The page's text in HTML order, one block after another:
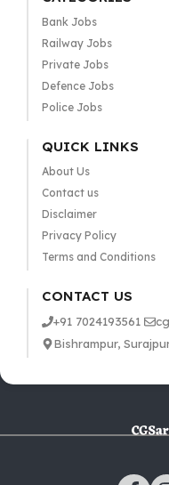
Bank Jobs
Railway Jobs
Private Jobs
Defence Jobs
Police Jobs
QUICK LINKS
About Us
Contact us
Disclaimer
Privacy Policy
Terms and Conditions
CONTACT US
+91 7024193561
Bishrampur,